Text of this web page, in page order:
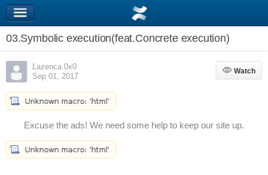
03.Symbolic execution(feat.Concrete execution)
Lazenca.0x0
Sep 01, 2017
Watch
Watch
Excuse the ads! We need some help to keep our site up.